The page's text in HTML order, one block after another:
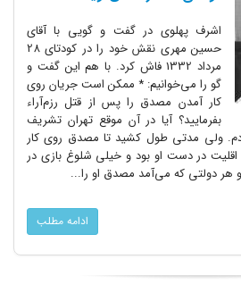
اشرف پهلوی در گفت و گویی با آقای
حسین مهری نقش خود را در کودتای 28
مرداد 1332 فاش کرد. با هم این گفت و
گو را می‌خوانیم: * ممکن است جریان روی
کار آمدن مصدق را پس از قتل رزم‌آراء
بفرمایید؟ آیا در آن موقع تهران تشریف
ولی مدتی طول کشید تا مصدق روی کار
در دست او بود و خیلی شلوغ بازی در
دولتی که می‌آمد مصدق او را...
ادامه مطلب